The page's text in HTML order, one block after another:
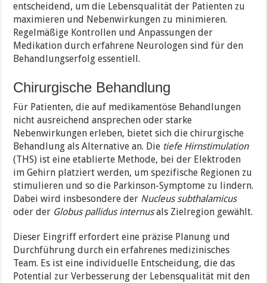
entscheidend, um die Lebensqualität der Patienten zu
maximieren und Nebenwirkungen zu minimieren.
Regelmäßige Kontrollen und Anpassungen der
Medikation durch erfahrene Neurologen sind für den
Behandlungserfolg essentiell.
Chirurgische Behandlung
Für Patienten, die auf medikamentöse Behandlungen
nicht ausreichend ansprechen oder starke
Nebenwirkungen erleben, bietet sich die chirurgische
Behandlung als Alternative an. Die tiefe Hirnstimulation
(THS) ist eine etablierte Methode, bei der Elektroden
im Gehirn platziert werden, um spezifische Regionen zu
stimulieren und so die Parkinson-Symptome zu lindern.
Dabei wird insbesondere der Nucleus subthalamicus
oder der Globus pallidus internusals Zielregion gewählt.
Dieser Eingriff erfordert eine präzise Planung und
Durchführung durch ein erfahrenes medizinisches
Team. Es ist eine individuelle Entscheidung, die das
Potential zur Verbesserung der Lebensqualität mit den